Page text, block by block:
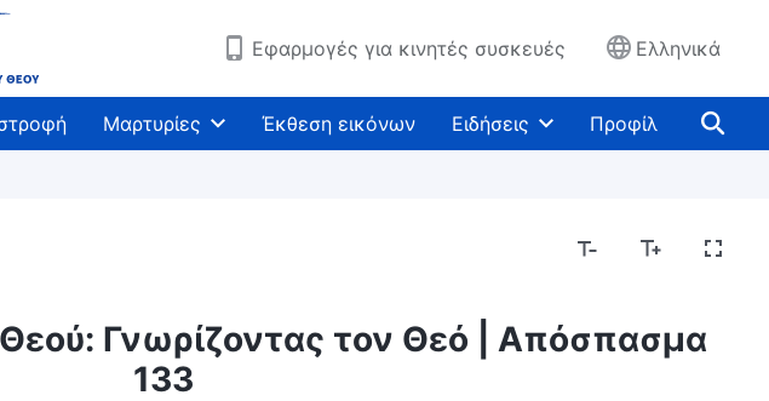
Εφαρμογές για κινητές συσκευές Ελληνικά
Μαρτυρίες Έκθεση εικόνων Ειδήσεις Προφίλ
Θεού: Γνωρίζοντας τον Θεό | Απόσπασμα
133